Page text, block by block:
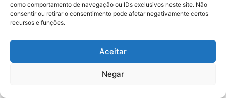
como comportamento de navegação ou IDs exclusivos neste site. Não
consentir ou retirar o consentimento pode afetar negativamente certos
recursos e funções.
Aceitar
Negar
Agenda: 10ª Mostra Pedagógica
da Casa Durval Paiva acontecerá
nesta quarta-feira (29)